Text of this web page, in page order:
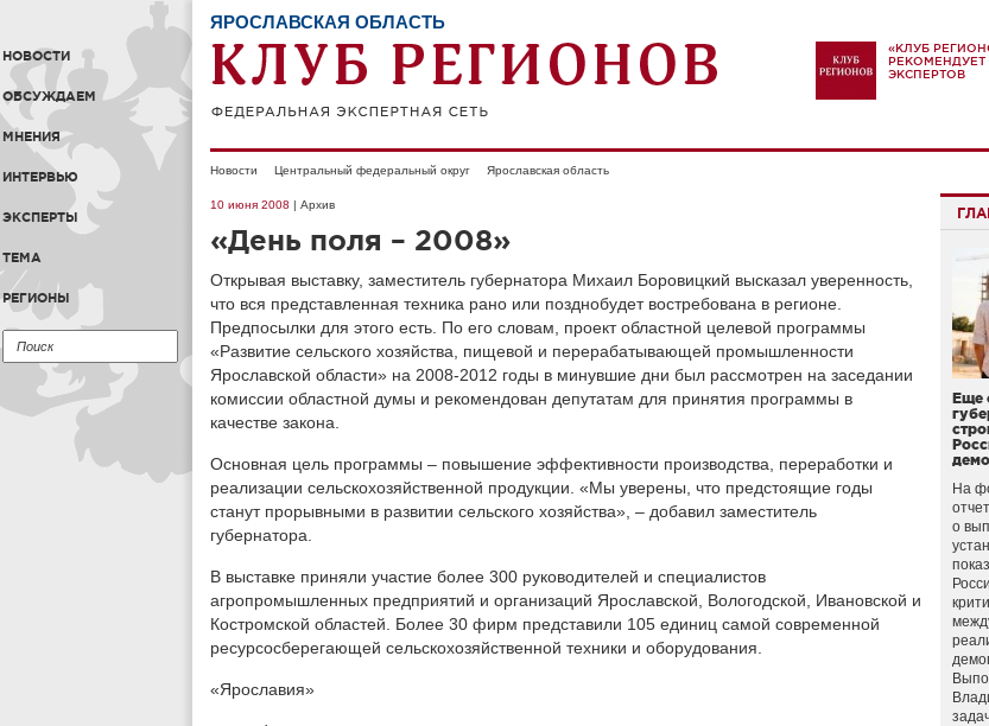
НОВОСТИ
ОБСУЖДАЕМ
МНЕНИЯ
ИНТЕРВЬЮ
ЭКСПЕРТЫ
ТЕМА
РЕГИОНЫ
ЯРОСЛАВСКАЯ ОБЛАСТЬ
«КЛУБ
РЕКОМЕНДУЕТ
ЭКСПЕРТОВ
Новости Центральный федеральный округ Ярославская область
10 июня 2008 | Архив
«День поля – 2008»
Открывая выставку, заместитель губернатора Михаил Боровицкий высказал уверенность,
что вся представленная техника рано или позднобудет востребована в регионе.
Предпосылки для этого есть. По его словам, проект областной целевой программы
«Развитие сельского хозяйства, пищевой и перерабатывающей промышленности
Ярославской области» на 2008-2012 годы в минувшие дни был рассмотрен на заседании
комиссии областной думы и рекомендован депутатам для принятия программы в
качестве закона.
Основная цель программы – повышение эффективности производства, переработки и
реализации сельскохозяйственной продукции. «Мы уверены, что предстоящие годы
станут прорывными в развитии сельского хозяйства», – добавил заместитель
губернатора.
В выставке приняли участие более 300 руководителей и специалистов
агропромышленных предприятий и организаций Ярославской, Вологодской, Ивановской и
Костромской областей. Более 30 фирм представили 105 единиц самой современной
ресурсосберегающей сельскохозяйственной техники и оборудования.
«Ярославия»
Еще
На
о